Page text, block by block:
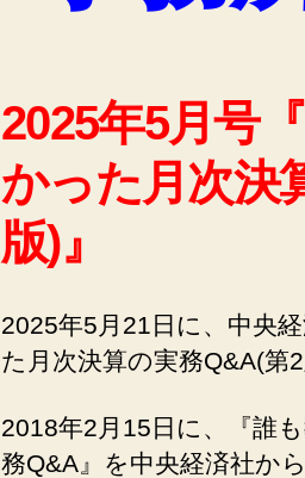
2025年5月号
かった月次決
版)』
2025年5月21日に、中央
た月次決算の実務Q&A(第
2018年2月15日に、『誰
務Q&A』を中央経済社か